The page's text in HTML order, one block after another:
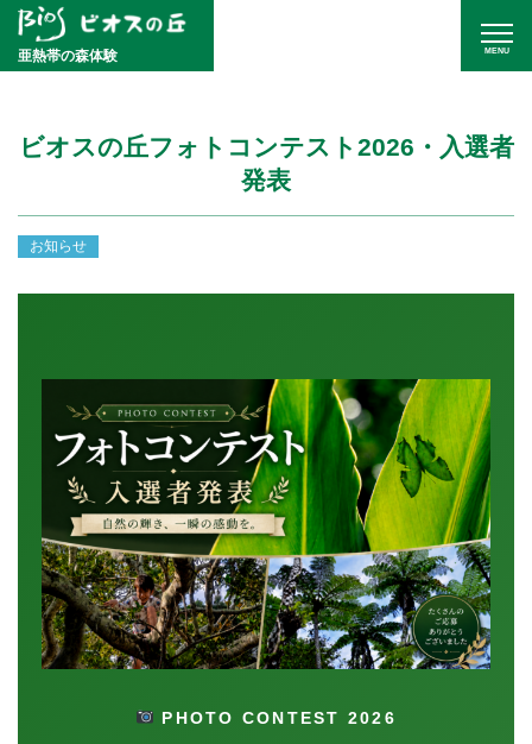
亜熱帯の森体験 MENU
ビオスの丘フォトコンテスト2026・入選者
発表
お知らせ
PHOTO CONTEST 2026